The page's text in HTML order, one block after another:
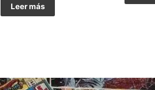
Leer más